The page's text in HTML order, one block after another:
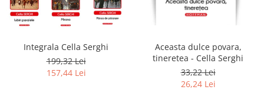
Integrala Cella Serghi
199,32 Lei
157,44 Lei
Aceasta dulce povara,
tineretea - Cella Serghi
33,22 Lei
26,24 Lei